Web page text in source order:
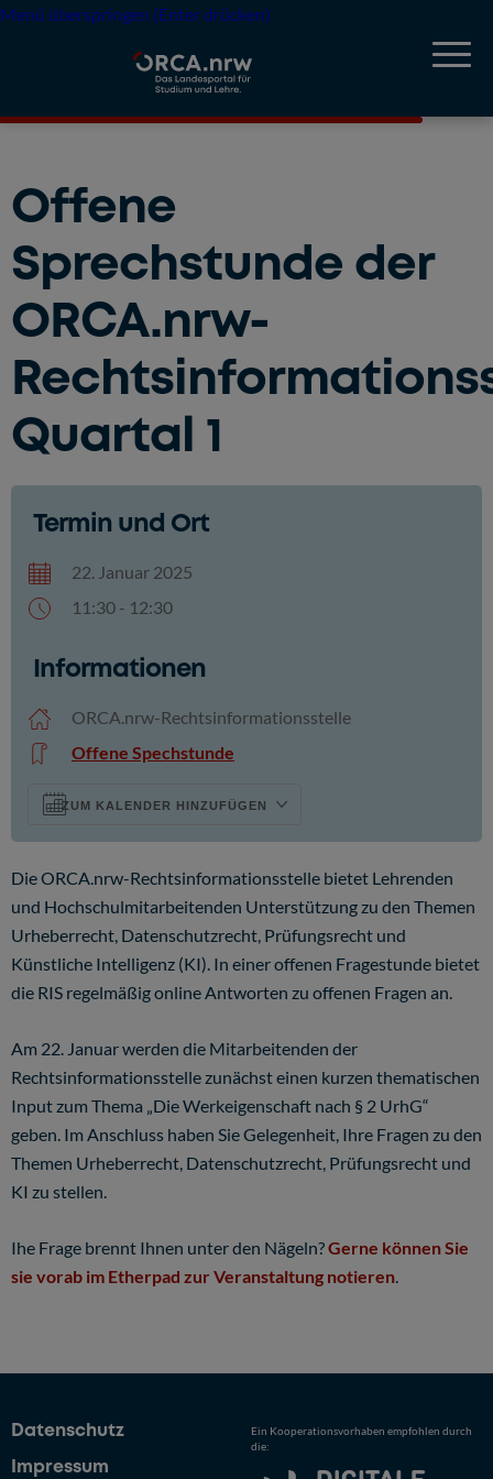
Menü überspringen (Enter drücken)
Offene
Sprechstunde der
ORCA.nrw-
Quartal 1
Termin und Ort
22. Januar 2025
11:30 - 12:30
ZUM KALENDER HINZUFÜGEN
ICS herunterladen
Informationen
ORCA.nrw-Rechtsinformationsstelle
Offene Spechstunde
Die ORCA.nrw-Rechtsinformationsstelle bietet Lehrenden
und Hochschulmitarbeitenden Unterstützung zu den Themen
Urheberrecht, Datenschutzrecht, Prüfungsrecht und
Künstliche Intelligenz (KI). In einer offenen Fragestunde bietet
die RIS regelmäßig online Antworten zu offenen Fragen an.
Am 22. Januar werden die Mitarbeitenden der
Rechtsinformationsstelle zunächst einen kurzen thematischen
Input zum Thema „Die Werkeigenschaft nach § 2 UrhG“
geben. Im Anschluss haben Sie Gelegenheit, Ihre Fragen zu den
Themen Urheberrecht, Datenschutzrecht, Prüfungsrecht und
KI zu stellen.
Ihe Frage brennt Ihnen unter den Nägeln?Gerne können Sie
sie vorab im Etherpad zur Veranstaltung notieren.
Datenschutz
Impressum
Ein Kooperationsvorhaben empfohlen durch
die: